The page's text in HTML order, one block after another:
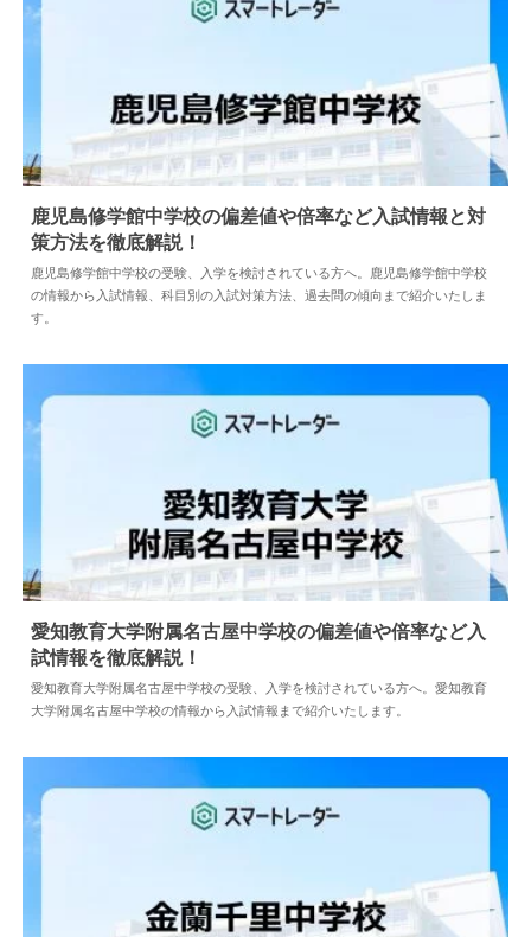
中学情報 2024.05.10
鹿児島修学館中学校の偏差値や倍率など入試情報と対
策方法を徹底解説！
鹿児島修学館中学校の受験、入学を検討されている方へ。鹿児島修学館中学校
の情報から入試情報、科目別の入試対策方法、過去問の傾向まで紹介いたしま
す。
中学情報 2024.04.18
愛知教育大学附属名古屋中学校の偏差値や倍率など入
試情報を徹底解説！
愛知教育大学附属名古屋中学校の受験、入学を検討されている方へ。愛知教育
大学附属名古屋中学校の情報から入試情報まで紹介いたします。